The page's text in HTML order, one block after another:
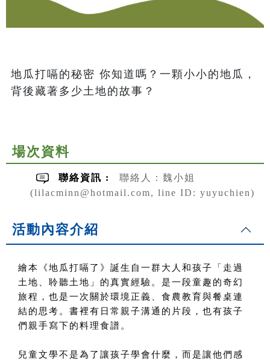
地瓜打嗝的秘密 你知道嗎？一顆小小的地瓜，
背後藏著多少土地的故事？
場次資料
聯絡資訊 :
聯絡人：魏小姐
(lilacminn@hotmail.com, line ID: yuyuchien)
活動內容介紹
繪本《地瓜打嗝了》誕生自一群大人和孩子「走過
土地、聆聽土地」的真實經驗。是一段童趣的奇幻
旅程，也是一次關於環境正義、食農教育與餐桌連
結的思考。書裡有日常親子溝通的片段，也有孩子
們親手寫下的料理食譜。
兒童文學不是為了讓孩子學會什麼，而是讓他們感